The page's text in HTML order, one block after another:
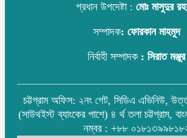
প্রধান উপদেষ্টা : মোঃ মাসুদুর
সম্পাদক: ফোরকান মাহমুদ
নির্বাহী সম্পাদক: সিরাত মঞ্জুর
চট্টগ্রাম অফিস: ২নং গেট, সিডিএ এভিনিউ,
(সাউথইস্ট ব্যাংকের পাশে) ৪ র্থ তলা চট্টগ্রাম,
নম্বর : +৮৮